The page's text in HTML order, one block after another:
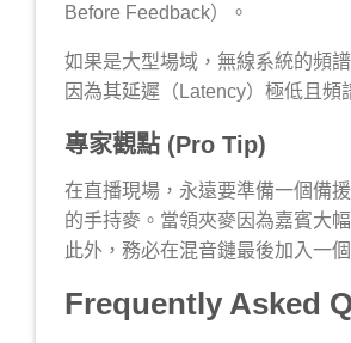
Before Feedback）。
如果是大型場域，無線系統的頻
因為其延遲（Latency）極低且
專家觀點 (Pro Tip)
在直播現場，永遠要準備一個備
的手持麥。當領夾麥因為嘉賓大
此外，務必在混音鏈最後加入一
Frequently Asked